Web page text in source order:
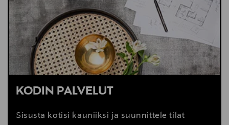
Digitaalinen osoite
www.vitra.com; info@vitra.com
KODIN PALVELUT
Sisusta kotisi kauniiksi ja suunnittele tilat